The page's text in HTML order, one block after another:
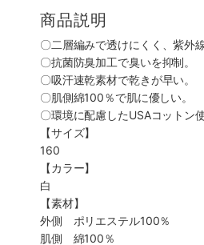
商品説明
〇二層編みで透けにくく、紫外
〇抗菌防臭加工で臭いを抑制。
〇吸汗速乾素材で乾きが早い。
〇肌側綿100％で肌に優しい。
〇環境に配慮したUSAコットン使
【サイズ】
160
【カラー】
白
【素材】
外側 ポリエステル100％
肌側 綿100％